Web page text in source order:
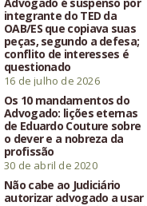
integrante do TED da
OAB/ES que copiava suas
peças, segundo a defesa;
conflito de interesses é
questionado
16 de julho de 2026
Os 10 mandamentos do
Advogado: lições eternas
de Eduardo Couture sobre
o dever e a nobreza da
profissão
30 de abril de 2020
Não cabe ao Judiciário
autorizar advogado a usar